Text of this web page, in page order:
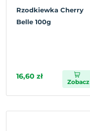
Rzodkiewka Cherry
Belle 100g
16,60 zł
Zobacz